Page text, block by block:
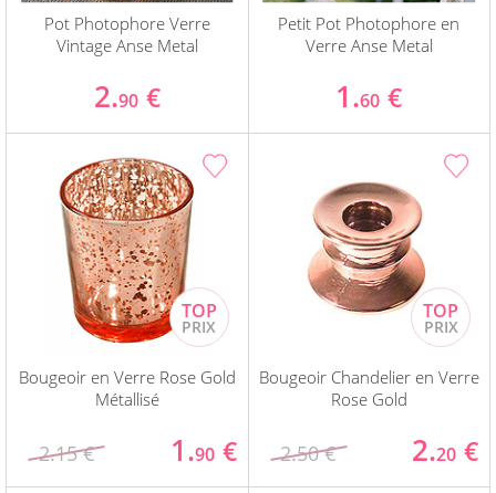
Pot Photophore Verre
Vintage Anse Metal
2.90 €
Petit Pot Photophore en
Verre Anse Metal
1.60 €
Bougeoir en Verre Rose Gold
Métallisé
2.15 € 1.90 €
Bougeoir Chandelier en Verre
Rose Gold
2.50 € 2.20 €